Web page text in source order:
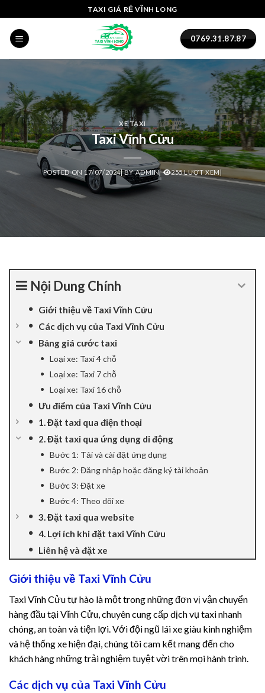
panel
paketleri
panel
panel
panel
panel
panel
Panel
panel
panel
Panel
panel
panel
panel
Panel
panel
to
content
TAXI GIÁ RẺ VĨNH LONG
0769.31.87.87
XE TAXI
Taxi Vĩnh Cửu
POSTED ON 17/07/2024|BYADMIN| 255 LƯỢT XEM|
Nội Dung Chính
Giới thiệu về Taxi Vĩnh Cửu
Các dịch vụ của Taxi Vĩnh Cửu
Bảng giá cước taxi
Loại xe: Taxi 4 chỗ
Loại xe: Taxi 7 chỗ
Loại xe: Taxi 16 chỗ
Ưu điểm của Taxi Vĩnh Cửu
1. Đặt taxi qua điện thoại
2. Đặt taxi qua ứng dụng di động
Bước 1: Tải và cài đặt ứng dụng
Bước 2: Đăng nhập hoặc đăng ký tài khoản
Bước 3: Đặt xe
Bước 4: Theo dõi xe
3. Đặt taxi qua website
4. Lợi ích khi đặt taxi Vĩnh Cửu
Liên hệ và đặt xe
Giới thiệu về Taxi Vĩnh Cửu
Taxi Vĩnh Cửu tự hào là một trong những đơn vị vận chuyển
hàng đầu tại Vĩnh Cửu, chuyên cung cấp dịch vụ taxi nhanh
chóng, an toàn và tiện lợi. Với đội ngũ lái xe giàu kinh nghiệm
và hệ thống xe hiện đại, chúng tôi cam kết mang đến cho
khách hàng những trải nghiệm tuyệt vời trên mọi hành trình.
Các dịch vụ của Taxi Vĩnh Cửu